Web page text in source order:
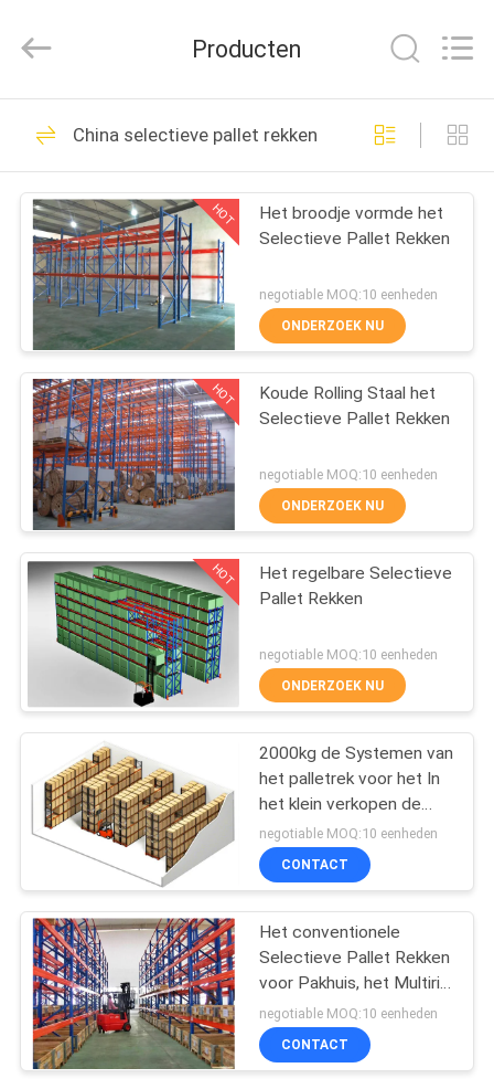
HUIS
PRODUCTEN
ONGEVEER
ONS
FABRIEKSREIS
KWALITEITSCONTROLE
CONTACTEER
ONS
NIEUWS
GEVALLEN
SITEMAP
PRIVACY
POLICY
ORBIT
Metal
Ltd.
Reserved.
Het op zwaar werk
berekende Pallet
Rekken
21
selectieve pallet
rekken
25
het lange spanwijdte
rekken
cantilever het rekken
systeem
18
20
Producten
China selectieve pallet rekken
HOT
Het broodje vormde het
Selectieve Pallet Rekken
negotiable MOQ:10 eenheden
ONDERZOEK NU
HOT
Koude Rolling Staal het
Selectieve Pallet Rekken
negotiable MOQ:10 eenheden
ONDERZOEK NU
HOT
Het regelbare Selectieve
Pallet Rekken
negotiable MOQ:10 eenheden
ONDERZOEK NU
2000kg de Systemen van
het palletrek voor het In
het klein verkopen de
Industrieën/Logistiekcentrum
negotiable MOQ:10 eenheden
CONTACT
Het conventionele
Selectieve Pallet Rekken
voor Pakhuis, het Multirij
Opschorten
negotiable MOQ:10 eenheden
CONTACT